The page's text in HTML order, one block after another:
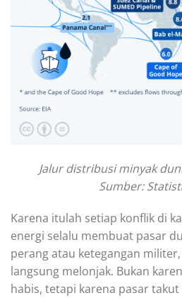
Jalur distribusi minyak
Sumber:
Karena itulah setiap konflik di
energi selalu membuat pasar
perang atau ketegangan
langsung melonjak. Bukan
habis, tetapi karena pasar